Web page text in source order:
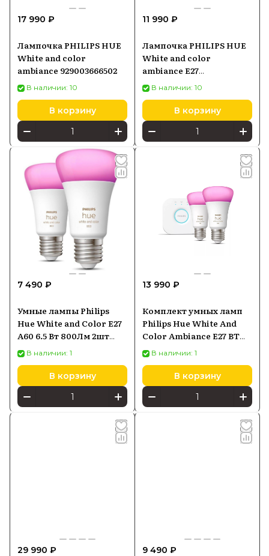
17 990 ₽
Лампочка PHILIPS HUE
White and color
ambiance 929003666502
В наличии: 10
В корзину
11 990 ₽
Лампочка PHILIPS HUE
White and color
ambiance E27
929002468801
В наличии: 10
В корзину
7 490 ₽
Умные лампы Philips
Hue White and Color E27
A60 6.5 Вт 800Лм 2шт
(929002489602)
В наличии: 1
В корзину
13 990 ₽
Комплект умных ламп
Philips Hue White And
Color Ambiance E27 BT
1100 ЛМ (929002468810)
Starter Kit
В наличии: 1
В корзину
29 990 ₽ 9 490 ₽